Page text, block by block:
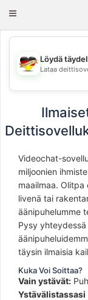
Toggle
💖
Löydä
Lataa
Videochat-
miljoonien
maailmaa. Olitpa
livenä tai
äänipuhelumme
Pysy
täysin ilmaisia
Kuka Voi Soittaa?
Vain ystävät:
Ystävälistassasi